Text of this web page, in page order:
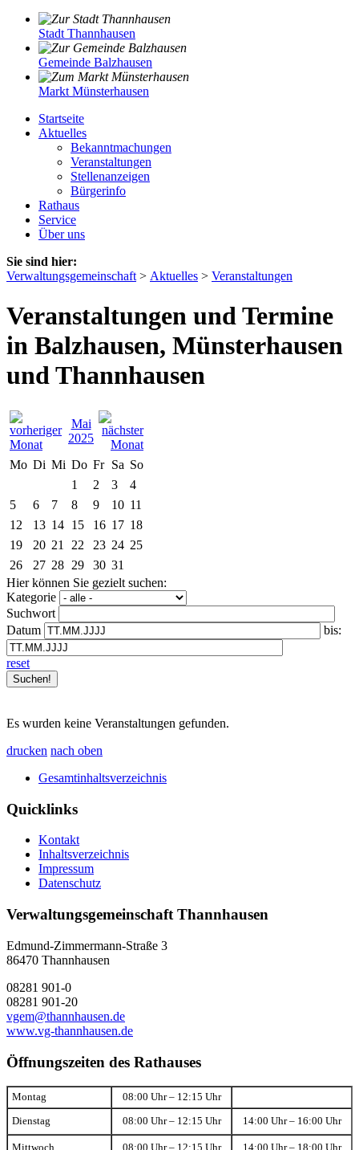
Stadt Thannhausen
Gemeinde Balzhausen
Markt Münsterhausen
Startseite
Aktuelles
Bekanntmachungen
Veranstaltungen
Stellenanzeigen
Bürgerinfo
Rathaus
Service
Über uns
Sie sind hier:
Verwaltungsgemeinschaft > Aktuelles > Veranstaltungen
Veranstaltungen und Termine
in Balzhausen, Münsterhausen
und Thannhausen
Mai
2025
Mo Di Mi Do Fr Sa So
1
2 3
4
5
6 7 8 9 10 11
12
13 14 15 16 17 18
19
20 21 22 23 24 25
26
27 28 29 30 31
Hier können Sie gezielt suchen:
Kategorie
Suchwort
Datum
bis:
reset
Es wurden keine Veranstaltungen gefunden.
drucken nach oben
Gesamtinhaltsverzeichnis
Quicklinks
Kontakt
Inhaltsverzeichnis
Impressum
Datenschutz
Verwaltungsgemeinschaft Thannhausen
Edmund-Zimmermann-Straße 3
86470 Thannhausen
08281 901-0
08281 901-20
vgem@thannhausen.de
www.vg-thannhausen.de
Öffnungszeiten des Rathauses
Montag 08:00 Uhr – 12:15 Uhr
Dienstag 08:00 Uhr – 12:15 Uhr 14:00 Uhr – 16:00 Uhr